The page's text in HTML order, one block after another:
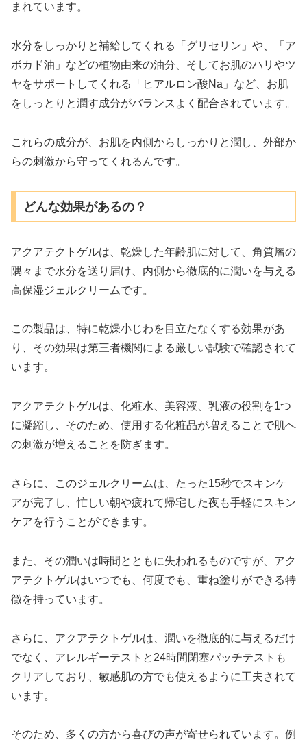
まれています。
水分をしっかりと補給してくれる「グリセリン」や、「ア
ボカド油」などの植物由来の油分、そしてお肌のハリやツ
ヤをサポートしてくれる「ヒアルロン酸Na」など、お肌
をしっとりと潤す成分がバランスよく配合されています。
これらの成分が、お肌を内側からしっかりと潤し、外部か
らの刺激から守ってくれるんです。
どんな効果があるの？
アクアテクトゲルは、乾燥した年齢肌に対して、角質層の
隅々まで水分を送り届け、内側から徹底的に潤いを与える
高保湿ジェルクリームです。
この製品は、特に乾燥小じわを目立たなくする効果があ
り、その効果は第三者機関による厳しい試験で確認されて
います。
アクアテクトゲルは、化粧水、美容液、乳液の役割を1つ
に凝縮し、そのため、使用する化粧品が増えることで肌へ
の刺激が増えることを防ぎます。
さらに、このジェルクリームは、たった15秒でスキンケ
アが完了し、忙しい朝や疲れて帰宅した夜も手軽にスキン
ケアを行うことができます。
また、その潤いは時間とともに失われるものですが、アク
アテクトゲルはいつでも、何度でも、重ね塗りができる特
徴を持っています。
さらに、アクアテクトゲルは、潤いを徹底的に与えるだけ
でなく、アレルギーテストと24時間閉塞パッチテストも
クリアしており、敏感肌の方でも使えるように工夫されて
います。
そのため、多くの方から喜びの声が寄せられています。例